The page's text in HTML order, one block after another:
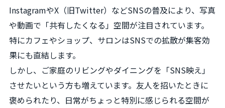
InstagramやX（旧Twitter）などSNSの普及により、写真
や動画で「共有したくなる」空間が注目されています。
特にカフェやショップ、サロンはSNSでの拡散が集客効
果にも直結します。
しかし、ご家庭のリビングやダイニングを「SNS映え」
させたいという方も増えています。友人を招いたときに
褒められたり、日常がちょっと特別に感じられる空間が